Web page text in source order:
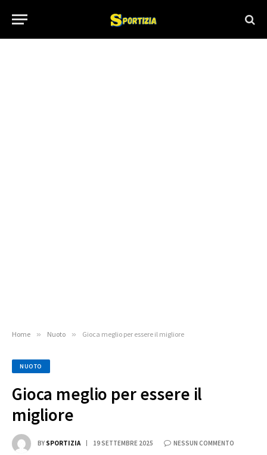
Home » Nuoto » Gioca meglio per essere il migliore
NUOTO
Gioca meglio per essere il
migliore
BY SPORTIZIA 19 SETTEMBRE 2025 NESSUN COMMENTO